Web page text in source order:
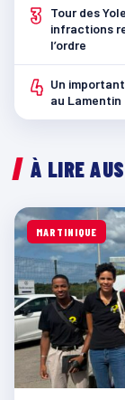
3
Tour des
infractions
l’ordre
4 Un
au Lamentin
À LIRE
MARTINIQUE